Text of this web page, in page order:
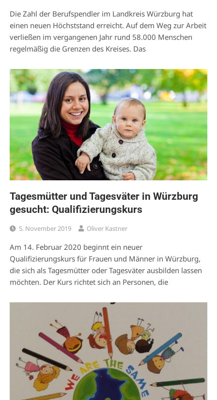
Die Zahl der Berufspendler im Landkreis Würzburg hat
einen neuen Höchststand erreicht. Auf dem Weg zur Arbeit
verließen im vergangenen Jahr rund 58.000 Menschen
regelmäßig die Grenzen des Kreises. Das
Tagesmütter und Tagesväter in Würzburg
gesucht: Qualifizierungskurs
5. November 2019 Oliver Kastner
Am 14. Februar 2020 beginnt ein neuer
Qualifizierungskurs für Frauen und Männer in Würzburg,
die sich als Tagesmütter oder Tagesväter ausbilden lassen
möchten. Der Kurs richtet sich an Personen, die